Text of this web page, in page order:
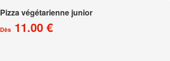
Pizza végétarienne junior
Dès11.00 €